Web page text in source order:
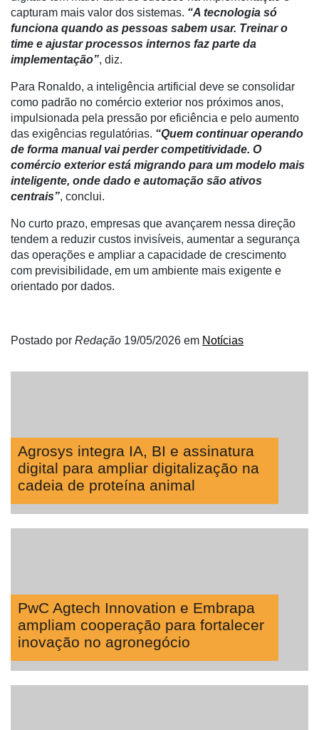
capturam mais valor dos sistemas. “A tecnologia só
funciona quando as pessoas sabem usar. Treinar o
time e ajustar processos internos faz parte da
implementação”, diz.
Para Ronaldo, a inteligência artificial deve se consolidar
como padrão no comércio exterior nos próximos anos,
impulsionada pela pressão por eficiência e pelo aumento
das exigências regulatórias. “Quem continuar operando
de forma manual vai perder competitividade. O
comércio exterior está migrando para um modelo mais
inteligente, onde dado e automação são ativos
centrais”, conclui.
No curto prazo, empresas que avançarem nessa direção
tendem a reduzir custos invisíveis, aumentar a segurança
das operações e ampliar a capacidade de crescimento
com previsibilidade, em um ambiente mais exigente e
orientado por dados.
Postado por Redação 19/05/2026 em Notícias
Agrosys integra IA, BI e assinatura
digital para ampliar digitalização na
cadeia de proteína animal
PwC Agtech Innovation e Embrapa
ampliam cooperação para fortalecer
inovação no agronegócio